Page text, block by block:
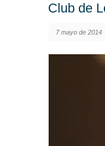
Club de
7 mayo de 2014